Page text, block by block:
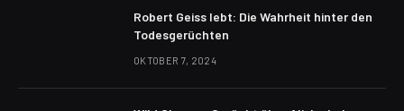
Robert Geiss lebt: Die Wahrheit hinter den
Todesgerüchten
OKTOBER 7, 2024